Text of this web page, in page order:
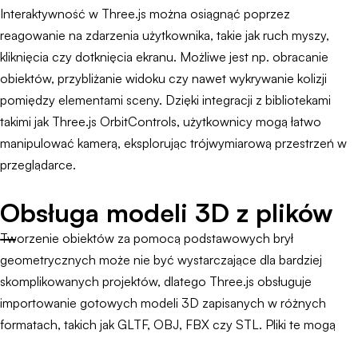
Interaktywność w Three.js można osiągnąć poprzez
reagowanie na zdarzenia użytkownika, takie jak ruch myszy,
kliknięcia czy dotknięcia ekranu. Możliwe jest np. obracanie
obiektów, przybliżanie widoku czy nawet wykrywanie kolizji
pomiędzy elementami sceny. Dzięki integracji z bibliotekami
takimi jak Three.js OrbitControls, użytkownicy mogą łatwo
manipulować kamerą, eksplorując trójwymiarową przestrzeń w
przeglądarce.
Obsługa modeli 3D z plików
Tworzenie obiektów za pomocą podstawowych brył
geometrycznych może nie być wystarczające dla bardziej
skomplikowanych projektów, dlatego Three.js obsługuje
importowanie gotowych modeli 3D zapisanych w różnych
formatach, takich jak GLTF, OBJ, FBX czy STL. Pliki te mogą